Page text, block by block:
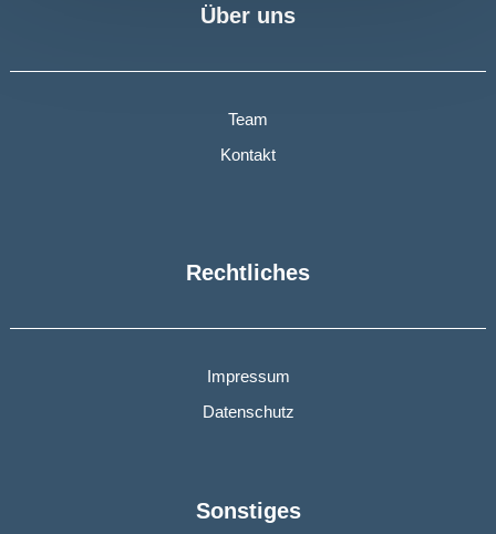
Über uns
Team
Kontakt
Rechtliches
Impressum
Datenschutz
Sonstiges